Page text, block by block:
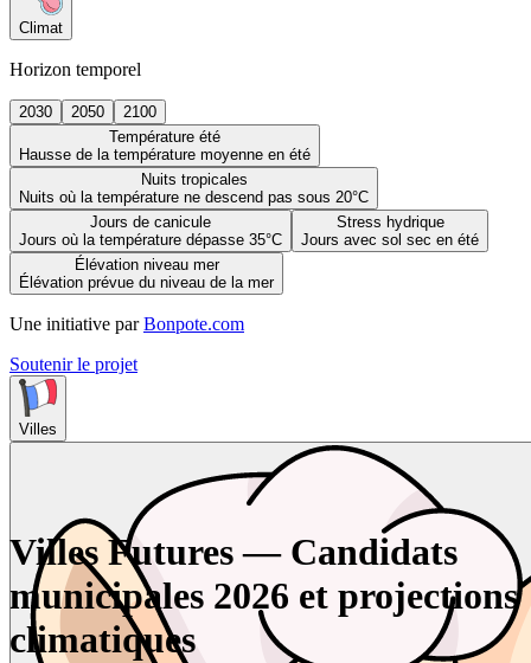
Climat
Horizon temporel
2030 2050
2100
Température été
Hausse de la température moyenne en été
Nuits tropicales
Nuits où la température ne descend pas sous 20°C
Jours de canicule
Jours où la température dépasse 35°C
Stress hydrique
Jours avec sol sec en été
Élévation niveau mer
Élévation prévue du niveau de la mer
Une initiative par Bonpote.com
Soutenir le projet
Villes
Villes Futures — Candidats
municipales 2026 et projections
climatiques